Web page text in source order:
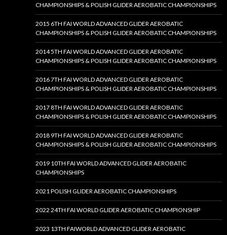
CHAMPIONSHIPS & POLISH GLIDER AEROBATIC CHAMPIONSHIPS
2015 6TH FAI WORLD ADVANCED GLIDER AEROBATIC
CHAMPIONSHIPS & POLISH GLIDER AEROBATIC CHAMPIONSHIPS
2014 5TH FAI WORLD ADVANCED GLIDER AEROBATIC
CHAMPIONSHIPS & POLISH GLIDER AEROBATIC CHAMPIONSHIPS
2016 7TH FAI WORLD ADVANCED GLIDER AEROBATIC
CHAMPIONSHIPS & POLISH GLIDER AEROBATIC CHAMPIONSHIPS
2017 8TH FAI WORLD ADVANCED GLIDER AEROBATIC
CHAMPIONSHIPS & POLISH GLIDER AEROBATIC CHAMPIONSHIPS
2018 9TH FAI WORLD ADVANCED GLIDER AEROBATIC
CHAMPIONSHIPS & POLISH GLIDER AEROBATIC CHAMPIONSHIPS
2019 10TH FAI WORLD ADVANCED GLIDER AEROBATIC
CHAMPIONSHIPS
2021 POLISH GLIDER AEROBATIC CHAMPIONSHIPS
2022 24TH FAI WORLD GLIDER AEROBATIC CHAMPIONSHIP
2023 13TH FAIWORLD ADVANCED GLIDER AEROBATIC